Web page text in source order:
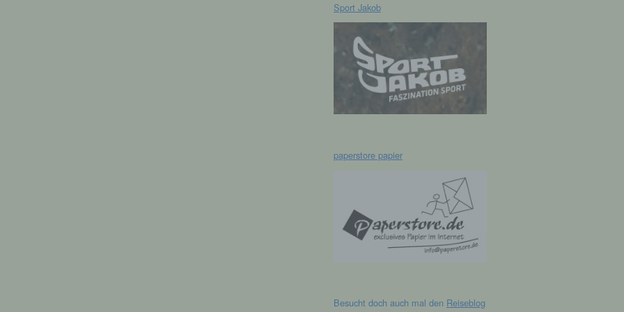
Sport Jakob
paperstore papier
Besucht doch auch mal den Reiseblog